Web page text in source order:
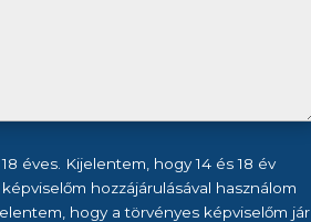
éves. Kijelentem, hogy 14 és 18 év
hozzájárulásával használom
hogy a törvényes képviselőm jár